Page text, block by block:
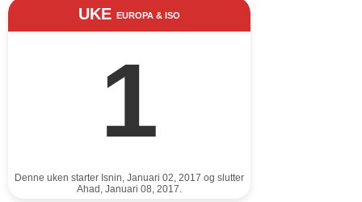
UKE EUROPA & ISO
1
Denne uken starter Isnin, Januari 02, 2017 og slutter
Ahad, Januari 08, 2017.